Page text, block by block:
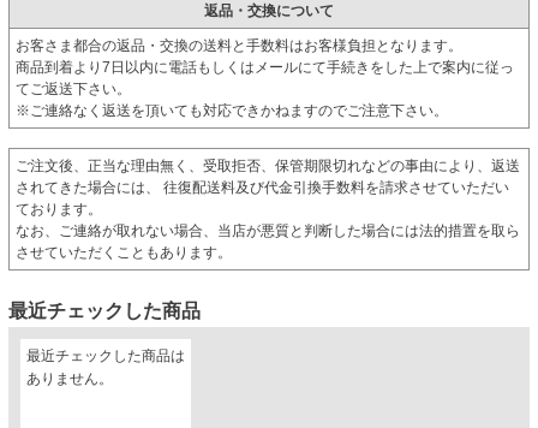
返品・交換について
お客さま都合の返品・交換の送料と手数料はお客様負担となります。
商品到着より7日以内に電話もしくはメールにて手続きをした上で案内に従っ
てご返送下さい。
※ご連絡なく返送を頂いても対応できかねますのでご注意下さい。
ご注文後、正当な理由無く、受取拒否、保管期限切れなどの事由により、返送
されてきた場合には、 往復配送料及び代金引換手数料を請求させていただい
ております。
なお、ご連絡が取れない場合、当店が悪質と判断した場合には法的措置を取ら
させていただくこともあります。
最近チェックした商品
最近チェックした商品は
ありません。